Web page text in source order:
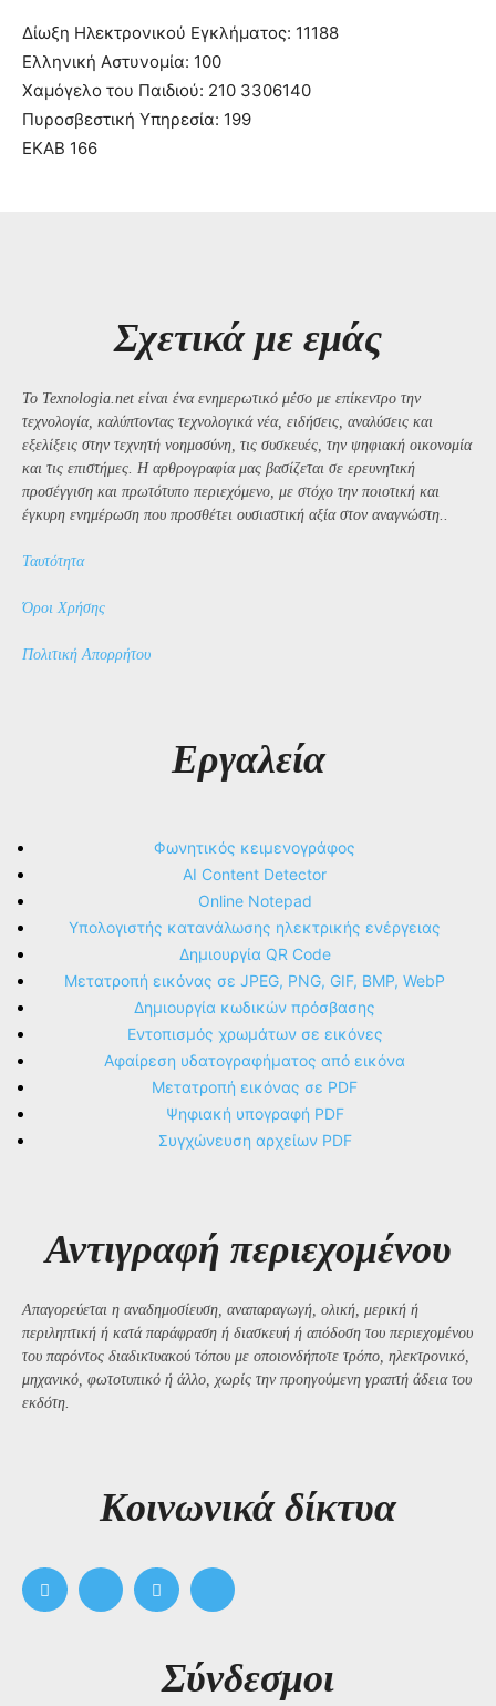
Δίωξη Ηλεκτρονικού Εγκλήματος: 11188
Ελληνική Αστυνομία: 100
Χαμόγελο του Παιδιού: 210 3306140
Πυροσβεστική Υπηρεσία: 199
ΕΚΑΒ 166
Σχετικά με εμάς
Το Texnologia.net είναι ένα ενημερωτικό μέσο με επίκεντρο την
τεχνολογία, καλύπτοντας τεχνολογικά νέα, ειδήσεις, αναλύσεις και
εξελίξεις στην τεχνητή νοημοσύνη, τις συσκευές, την ψηφιακή οικονομία
και τις επιστήμες. Η αρθρογραφία μας βασίζεται σε ερευνητική
προσέγγιση και πρωτότυπο περιεχόμενο, με στόχο την ποιοτική και
έγκυρη ενημέρωση που προσθέτει ουσιαστική αξία στον αναγνώστη..
Ταυτότητα
Όροι Χρήσης
Πολιτική Απορρήτου
Εργαλεία
Φωνητικός κειμενογράφος
AI Content Detector
Online Notepad
Υπολογιστής κατανάλωσης ηλεκτρικής ενέργειας
Δημιουργία QR Code
Μετατροπή εικόνας σε JPEG, PNG, GIF, BMP, WebP
Δημιουργία κωδικών πρόσβασης
Εντοπισμός χρωμάτων σε εικόνες
Αφαίρεση υδατογραφήματος από εικόνα
Μετατροπή εικόνας σε PDF
Ψηφιακή υπογραφή PDF
Συγχώνευση αρχείων PDF
Αντιγραφή περιεχομένου
Απαγορεύεται η αναδημοσίευση, αναπαραγωγή, ολική, μερική ή
περιληπτική ή κατά παράφραση ή διασκευή ή απόδοση του περιεχομένου
του παρόντος διαδικτυακού τόπου με οποιονδήποτε τρόπο, ηλεκτρονικό,
μηχανικό, φωτοτυπικό ή άλλο, χωρίς την προηγούμενη γραπτή άδεια του
εκδότη.
Kοινωνικά δίκτυα
Σύνδεσμοι